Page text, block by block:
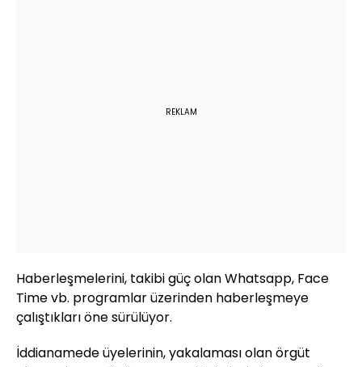
REKLAM
Haberleşmelerini, takibi güç olan Whatsapp, Face
Time vb. programlar üzerinden haberleşmeye
çalıştıkları öne sürülüyor.
İddianamede üyelerinin, yakalaması olan örgüt